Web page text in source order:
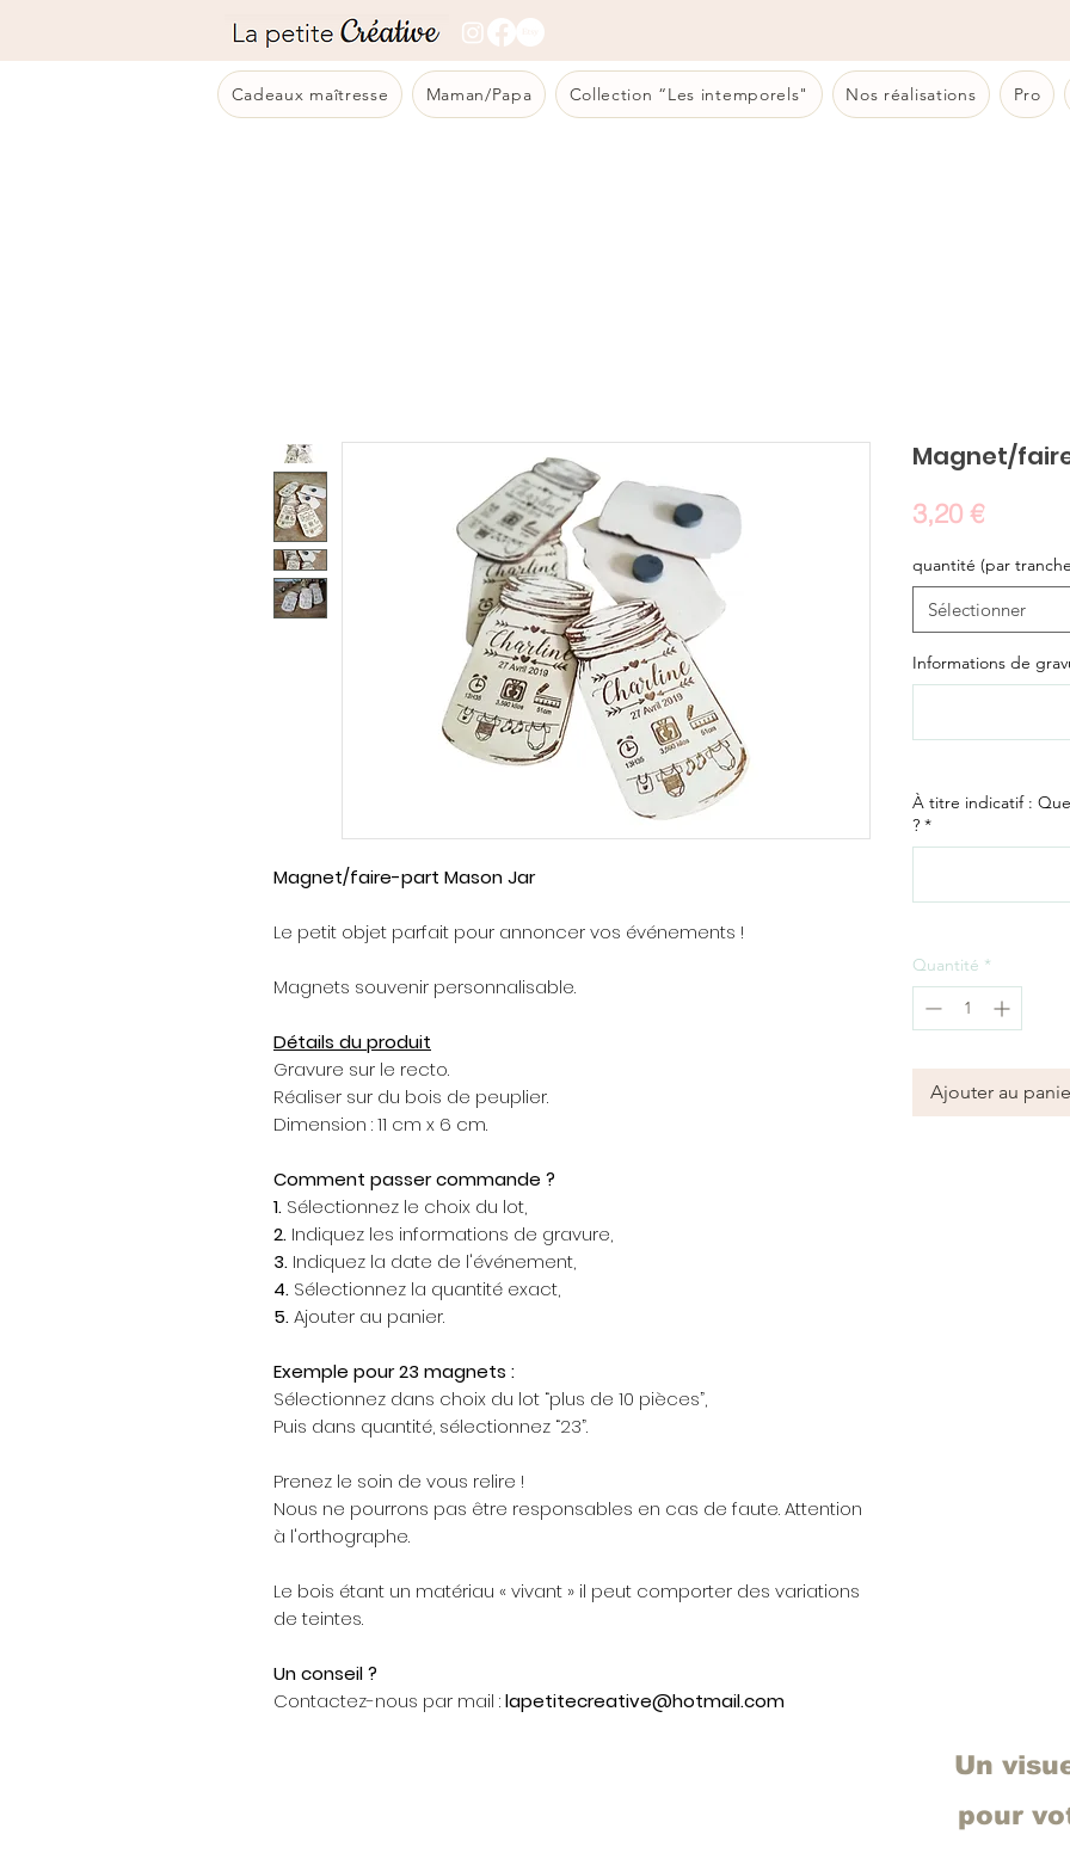
Cadeaux maîtresse Maman/Papa Collection “Les intemporels" Nos réalisations Pro
Magnet/faire-part Mason Jar
Le petit objet parfait pour annoncer vos événements !
Magnets souvenir personnalisable.
Détails du produit
Gravure sur le recto.
Réaliser sur du bois de peuplier.
Dimension : 11 cm x 6 cm.
Comment passer commande ?
1. Sélectionnez le choix du lot,
2. Indiquez les informations de gravure,
3. Indiquez la date de l'événement,
4. Sélectionnez la quantité exact,
5.Ajouter au panier.
Exemple pour 23 magnets :
Sélectionnez dans choix du lot “plus de 10 pièces”,
Puis dans quantité, sélectionnez “23”.
Prenez le soin de vous relire !
Nous ne pourrons pas être responsables en cas de faute. Attention
à l'orthographe.
Le bois étant un matériau « vivant » il peut comporter des variations
de teintes.
Un conseil ?
Contactez-nous par mail :lapetitecreative@hotmail.com
Magnet/
3,20 €Prix
quantité (par
Sélectionner
Informations de
À titre indicatif :
? *
Quantité *
Ajouter au
Un
pour